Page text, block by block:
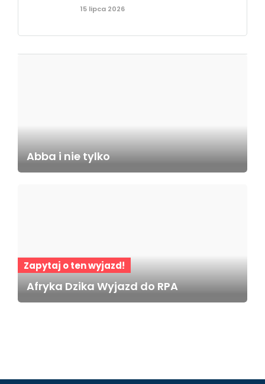
15 lipca 2026
Abba i nie tylko
Zapytaj o ten wyjazd!
Afryka Dzika Wyjazd do RPA